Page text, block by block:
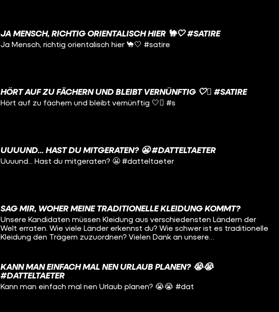
JA MENSCH, RICHTIG ORIENTALISCH HIER 🐪🤍 #SATIRE
Ja Mensch, richtig orientalisch hier 🐪🤍 #satire
HÖRT AUF ZU FÄCHERN UND BLEIBT VERNÜNFTIG 🤍🫩 #SATIRE
Hört auf zu fächern und bleibt vernünftig 🤍🫩 #s
UUUUND... HAST DU MITGERATEN? 😬 #DATTELTAETER
Uuuund... Hast du mitgeraten? 😬 #datteltaeter
SAG MIR, WOHER MEINE TRADITIONELLE KLEIDUNG KOMMT?
Unsere Kandidaten müssen Kleidung aus verschiedensten Ländern der
Welt erraten. Wie viele Länder erkennst du? Wie schwer ist es traditionelle
Kleidung den Trägern zuzuordnen? Vielen Dank an unsere
Teams: Okan & Enrico Lézan & Blessed Momo & Ssega Wir sind funk, das
Content-Netzwerk von ARD & ZDF ▶️ YouTube: / funkofficial ▶️ Instagram: /
KANN MAN EINFACH MAL NEN URLAUB PLANEN? 😭😭
#DATTELTAETER
Kann man einfach mal nen Urlaub planen? 😭😭 #dat